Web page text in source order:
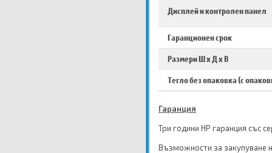
Дисплей и контролен панел
Гаранционен срок
Размери Ш х Д х В
Тегло без опаковка (с
Гаранция
Три години HP гаранция със
Възможности за закупуване